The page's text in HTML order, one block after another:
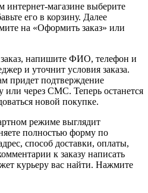
интернет-магазине выберите
его в корзину. Далее
на «Оформить заказ» или
напишите ФИО, телефон и
и уточнит условия заказа.
придет подтверждение
или через СМС. Теперь останется
новой покупке.
режиме выглядит
полностью форму по
способ доставки, оплаты,
к заказу написать
курьеру вас найти. Нажмите